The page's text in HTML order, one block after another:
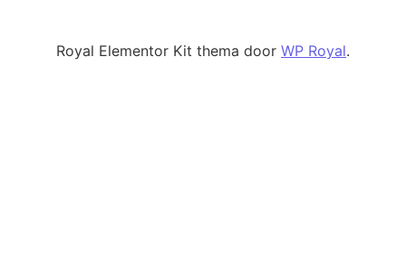
Royal Elementor Kit thema door WP Royal.